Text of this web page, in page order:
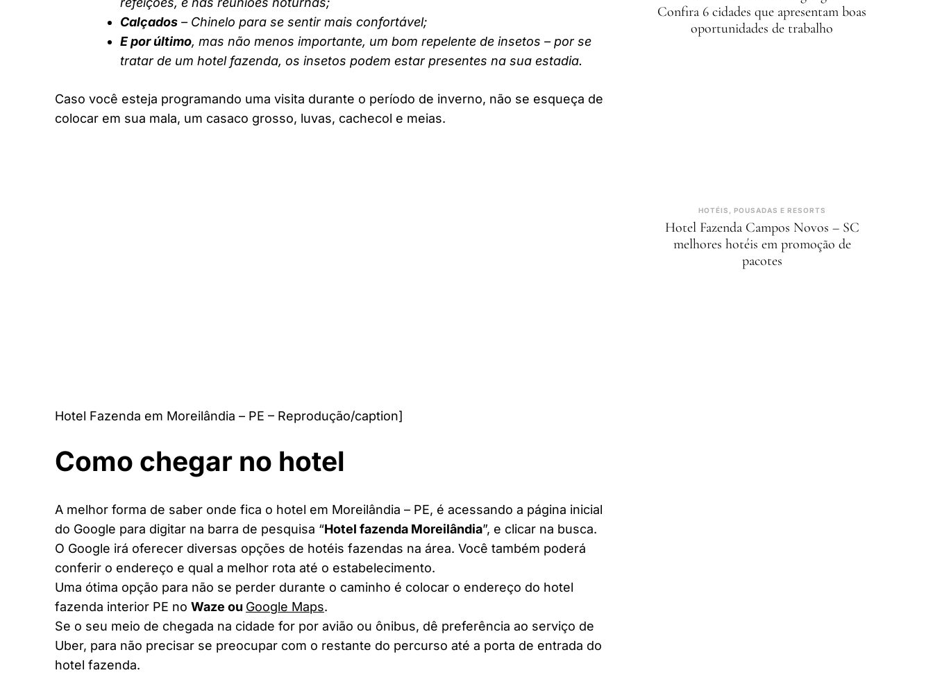
Calçados – Chinelo para se sentir mais confortável;
E por último, mas não menos importante, um bom repelente de insetos – por se
tratar de um hotel fazenda, os insetos podem estar presentes na sua estadia.
Caso você esteja programando uma visita durante o período de inverno, não se esqueça de
colocar em sua mala, um casaco grosso, luvas, cachecol e meias.
Hotel Fazenda em Moreilândia – PE – Reprodução/caption]
Como chegar no hotel
A melhor forma de saber onde fica o hotel em Moreilândia – PE, é acessando a página inicial
do Google para digitar na barra de pesquisa “Hotel fazenda Moreilândia”, e clicar na busca.
O Google irá oferecer diversas opções de hotéis fazendas na área. Você também poderá
conferir o endereço e qual a melhor rota até o estabelecimento.
Uma ótima opção para não se perder durante o caminho é colocar o endereço do hotel
fazenda interior PE no Waze ou Google Maps.
Se o seu meio de chegada na cidade for por avião ou ônibus, dê preferência ao serviço de
Uber, para não precisar se preocupar com o restante do percurso até a porta de entrada do
hotel fazenda.
Confira 6 cidades que apresentam boas
oportunidades de trabalho
HOTÉIS, POUSADAS E RESORTS
Hotel Fazenda Campos Novos – SC
melhores hotéis em promoção de
pacotes